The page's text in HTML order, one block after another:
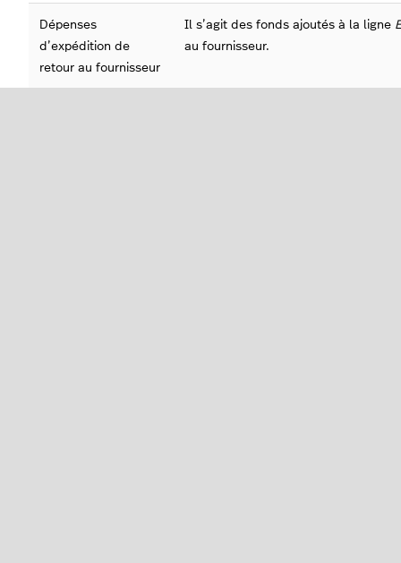
Dépenses
d’expédition de
retour au fournisseur
Il s’agit des fonds ajoutés à la ligne
au fournisseur.